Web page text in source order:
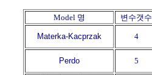
Model 명 변수갯수
Materka-Kacprzak 4
Perdo 5